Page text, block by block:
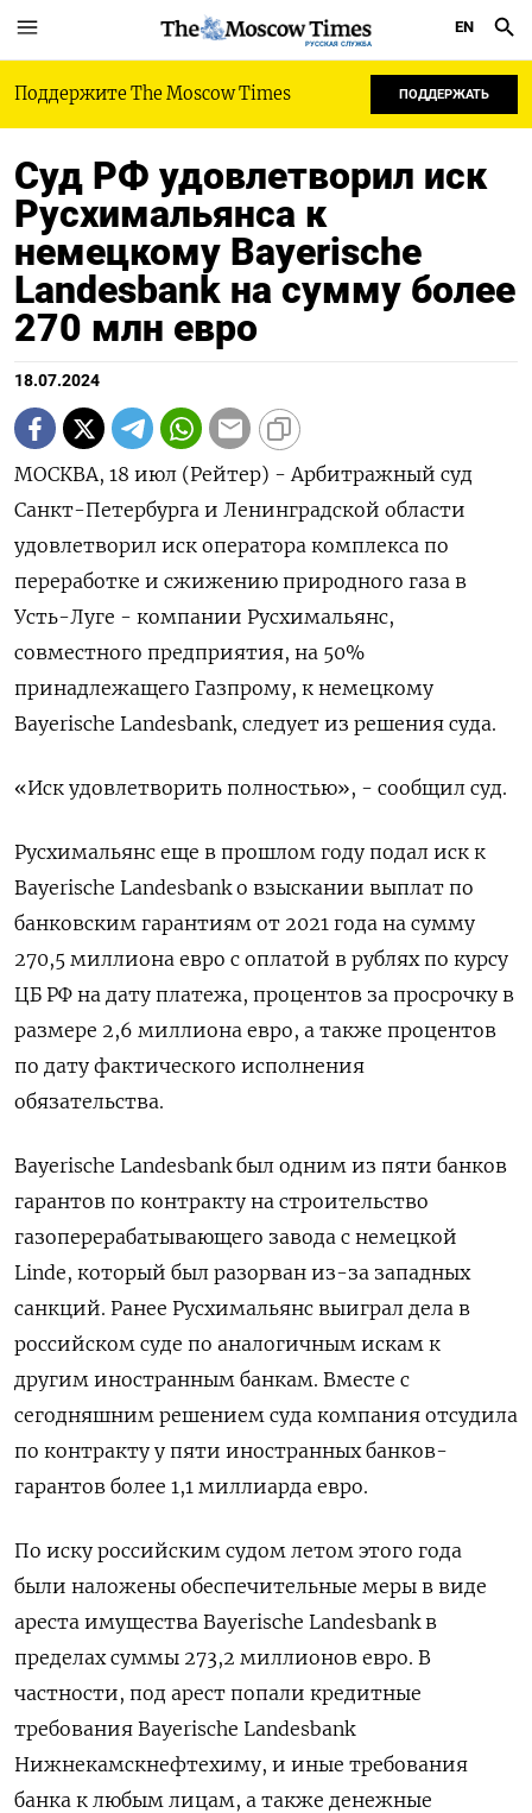
РУССКАЯ СЛУЖБА
EN
Поддержите The Moscow Times ПОДДЕРЖАТЬ
Суд РФ удовлетворил иск
Русхимальянса к
немецкому Bayerische
Landesbank на сумму более
270 млн евро
18.07.2024
МОСКВА, 18 июл (Рейтер) - Арбитражный суд
Санкт-Петербурга и Ленинградской области
удовлетворил иск оператора комплекса по
переработке и сжижению природного газа в
Усть-Луге - компании Русхимальянс,
совместного предприятия, на 50%
принадлежащего Газпрому, к немецкому
Bayerische Landesbank, следует из решения суда.
«Иск удовлетворить полностью», - сообщил суд.
Русхимальянс еще в прошлом году подал иск к
Bayerische Landesbank о взыскании выплат по
банковским гарантиям от 2021 года на сумму
270,5 миллиона евро с оплатой в рублях по курсу
ЦБ РФ на дату платежа, процентов за просрочку в
размере 2,6 миллиона евро, а также процентов
по дату фактического исполнения
обязательства.
Bayerische Landesbank был одним из пяти банков
гарантов по контракту на строительство
газоперерабатывающего завода с немецкой
Linde, который был разорван из-за западных
санкций. Ранее Русхимальянс выиграл дела в
российском суде по аналогичным искам к
другим иностранным банкам. Вместе с
сегодняшним решением суда компания отсудила
по контракту у пяти иностранных банков-
гарантов более 1,1 миллиарда евро.
По иску российским судом летом этого года
были наложены обеспечительные меры в виде
ареста имущества Bayerische Landesbank в
пределах суммы 273,2 миллионов евро. В
частности, под арест попали кредитные
требования Bayerische Landesbank
Нижнекамскнефтехиму, и иные требования
банка к любым лицам, а также денежные